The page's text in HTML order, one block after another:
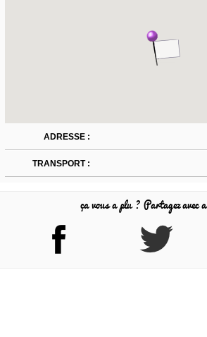
ADRESSE :
TRANSPORT :
ça vous a plu ? Partagez avec